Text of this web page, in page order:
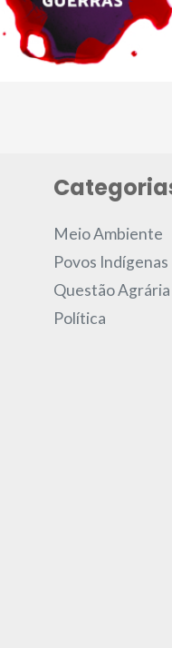
Meio Ambiente
Povos Indígenas
Questão Agrária
Política